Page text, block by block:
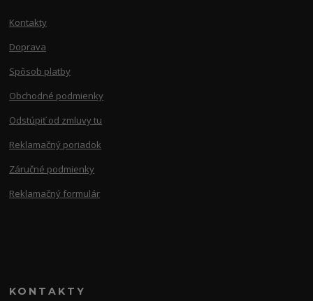
Kontakty
Doprava
Spôsob platby
Obchodné podmienky
Odstúpiť od zmluvy tu
Reklamačný poriadok
Záručné podmienky
Reklamačný formulár
KONTAKTY